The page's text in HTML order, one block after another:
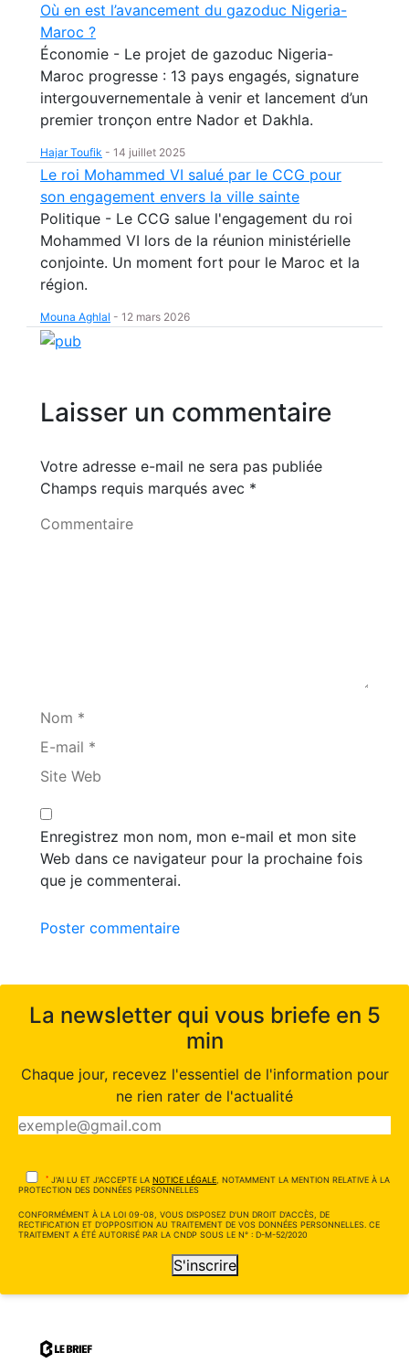
Où en est l’avancement du gazoduc Nigeria-
Maroc ?
Économie - Le projet de gazoduc Nigeria-
Maroc progresse : 13 pays engagés, signature
intergouvernementale à venir et lancement d’un
premier tronçon entre Nador et Dakhla.
Hajar Toufik - 14 juillet 2025
Le roi Mohammed VI salué par le CCG pour
son engagement envers la ville sainte
Politique - Le CCG salue l'engagement du roi
Mohammed VI lors de la réunion ministérielle
conjointe. Un moment fort pour le Maroc et la
région.
Mouna Aghlal - 12 mars 2026
Laisser un commentaire
Votre adresse e-mail ne sera pas publiée
Champs requis marqués avec *
Commentaire
Nom *
E-mail *
Site Web
Enregistrez mon nom, mon e-mail et mon site
Web dans ce navigateur pour la prochaine fois
que je commenterai.
Poster commentaire
La newsletter qui vous briefe en 5
min
Chaque jour, recevez l'essentiel de l'information pour
ne rien rater de l'actualité
* J'AI LU ET J'ACCEPTE LA NOTICE LÉGALE , NOTAMMENT LA MENTION RELATIVE À LA
PROTECTION DES DONNÉES PERSONNELLES
CONFORMÉMENT À LA LOI 09-08, VOUS DISPOSEZ D'UN DROIT D'ACCÈS, DE
RECTIFICATION ET D'OPPOSITION AU TRAITEMENT DE VOS DONNÉES PERSONNELLES. CE
TRAITEMENT A ÉTÉ AUTORISÉ PAR LA CNDP SOUS LE N° : D-M-52/2020
S'inscrire